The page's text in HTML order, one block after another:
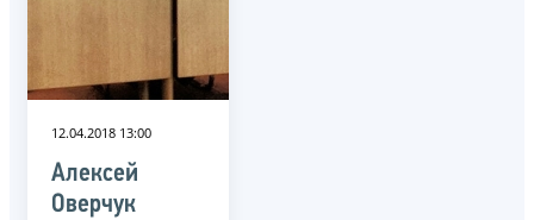
12.04.2018 13:00
Алексей
Оверчук